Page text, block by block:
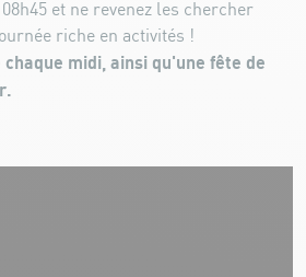
et ne revenez les chercher
riche en activités !
midi, ainsi qu'une fête de